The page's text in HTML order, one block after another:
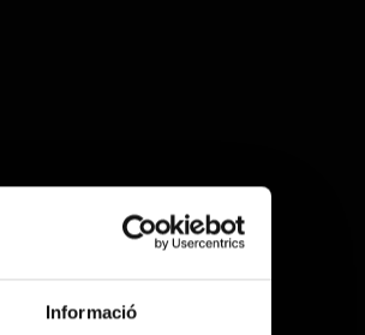
Informació